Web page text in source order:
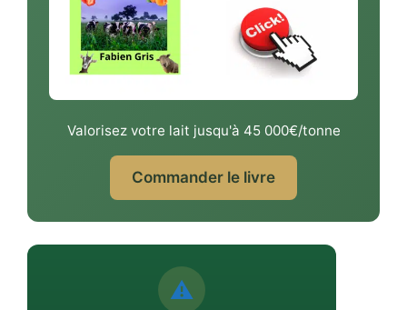
Valorisez votre lait jusqu'à 45 000€/tonne
Commander le livre
⚠️